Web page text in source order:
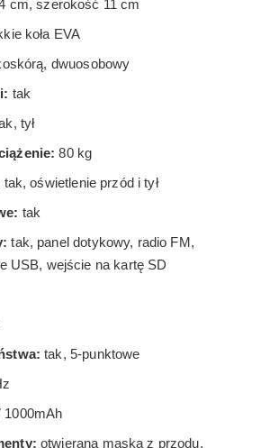
cm, szerokość 11 cm
koła EVA
dwuosobowy
tak
tył
80 kg
tak, oświetlenie przód i tył
tak
tak, panel dotykowy, radio FM,
USB, wejście na kartę SD
tak, 5-punktowe
1000mAh
otwierana maska z przodu,